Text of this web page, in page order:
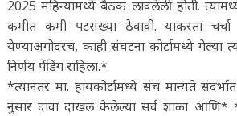
2025 महिन्यामध्ये बैठक लावलेली होती.
कमीत कमी पटसंख्या ठेवावी. याकरता चर्चा
येण्याअगोदरच, काही संघटना कोर्टामध्ये गेल्या
निर्णय पेंडिंग राहिला.*
*त्यानंतर मा. हायकोर्टामध्ये संच मान्यते
नुसार दावा दाखल केलेल्या सर्व शाळा आणि*